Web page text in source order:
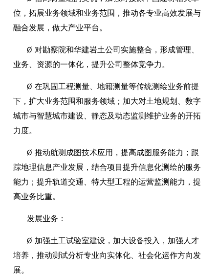
位，拓展业务领域和业务范围，推动各专业高效发展与
融合发展，做大产业平台。
Ø 对勘察院和华建岩土公司实施整合，形成管理、
业务、资源的一体化，提升公司整体竞争力。
Ø 在巩固工程测量、地籍测量等传统测绘业务前提
下，扩大业务范围和服务领域；加大对土地规划、数字
城市与智慧城市建设、静态及动态监测维护业务的开拓
力度。
Ø 推动航测成图技术应用，提高成图服务能力；跟
踪地理信息产业发展，结合项目提升信息化测绘的服务
能力；提升轨道交通、特大型工程的运营监测能力，提
高业务比重。
发展业务：
Ø 加强土工试验室建设，加大设备投入，加强人才
培养，推动测试分析专业向实体化、社会化运作方向发
展。